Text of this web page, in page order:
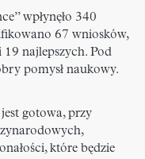
wpłynęło 340
67 wniosków,
najlepszych. Pod
pomysł naukowy.
gotowa, przy
które będzie